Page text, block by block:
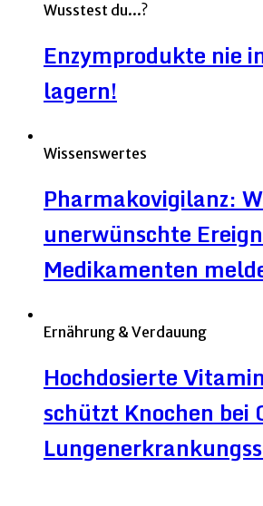
Wusstest du...?
Enzymprodukte nie
lagern!
Wissenswertes
Pharmakovigilanz:
unerwünschte
Medikamenten
Ernährung & Verdauung
Hochdosierte
schützt Knochen bei